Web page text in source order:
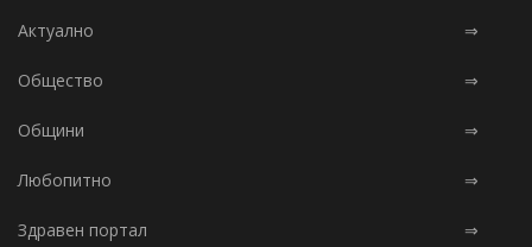
Актуално ⇒
Общество ⇒
Общини ⇒
Любопитно ⇒
Здравен портал ⇒